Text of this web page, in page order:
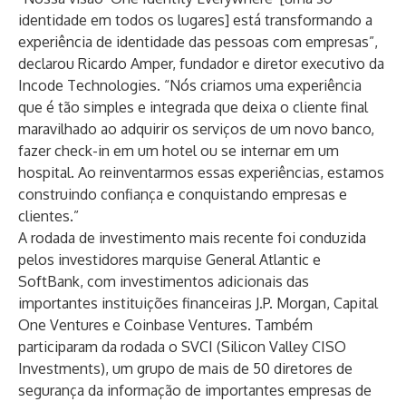
identidade em todos os lugares] está transformando a
experiência de identidade das pessoas com empresas”,
declarou Ricardo Amper, fundador e diretor executivo da
Incode Technologies. “Nós criamos uma experiência
que é tão simples e integrada que deixa o cliente final
maravilhado ao adquirir os serviços de um novo banco,
fazer check-in em um hotel ou se internar em um
hospital. Ao reinventarmos essas experiências, estamos
construindo confiança e conquistando empresas e
clientes.”
A rodada de investimento mais recente foi conduzida
pelos investidores marquise General Atlantic e
SoftBank, com investimentos adicionais das
importantes instituições financeiras J.P. Morgan, Capital
One Ventures e Coinbase Ventures. Também
participaram da rodada o SVCI (Silicon Valley CISO
Investments), um grupo de mais de 50 diretores de
segurança da informação de importantes empresas de